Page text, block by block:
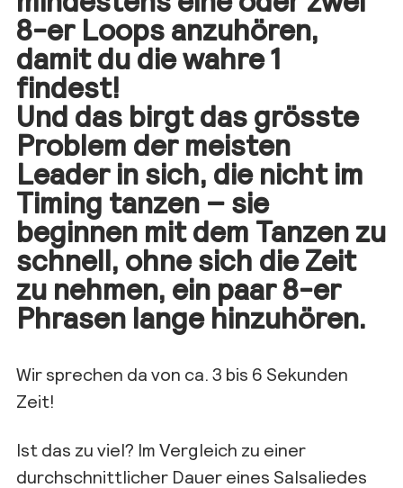
8-er Loops anzuhören,
damit du die wahre 1
findest!
Und das birgt das grösste
Problem der meisten
Leader in sich, die nicht im
Timing tanzen – sie
beginnen mit dem Tanzen zu
schnell, ohne sich die Zeit
zu nehmen, ein paar 8-er
Phrasen lange hinzuhören.
Wir sprechen da von ca. 3 bis 6 Sekunden
Zeit!
Ist das zu viel? Im Vergleich zu einer
durchschnittlicher Dauer eines Salsaliedes